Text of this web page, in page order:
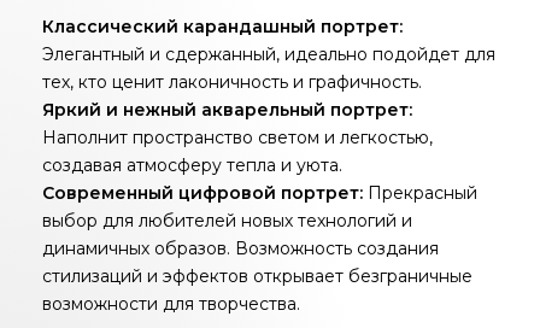
Классический карандашный портрет:
Элегантный и сдержанный, идеально подойдет для
тех, кто ценит лаконичность и графичность.
Яркий и нежный акварельный портрет:
Наполнит пространство светом и легкостью,
создавая атмосферу тепла и уюта.
Современный цифровой портрет: Прекрасный
выбор для любителей новых технологий и
динамичных образов. Возможность создания
стилизаций и эффектов открывает безграничные
возможности для творчества.